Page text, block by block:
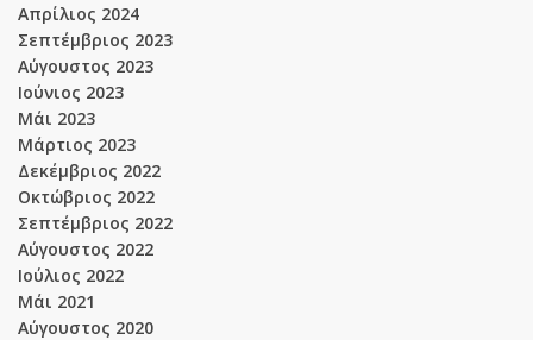
Απρίλιος 2024
Σεπτέμβριος 2023
Αύγουστος 2023
Ιούνιος 2023
Μάι 2023
Μάρτιος 2023
Δεκέμβριος 2022
Οκτώβριος 2022
Σεπτέμβριος 2022
Αύγουστος 2022
Ιούλιος 2022
Μάι 2021
Αύγουστος 2020